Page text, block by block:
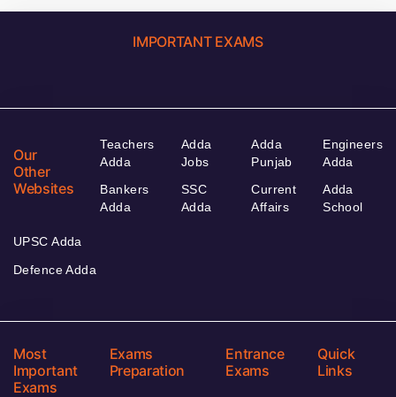
IMPORTANT EXAMS
Our
Other
Websites
Teachers
Adda
Bankers
Adda
Adda
Jobs
SSC
Adda
Adda
Punjab
Current
Affairs
Engineers
Adda
Adda
School
UPSC Adda
Defence Adda
Most
Important
Exams
Exams
Preparation
Entrance
Exams
Quick
Links